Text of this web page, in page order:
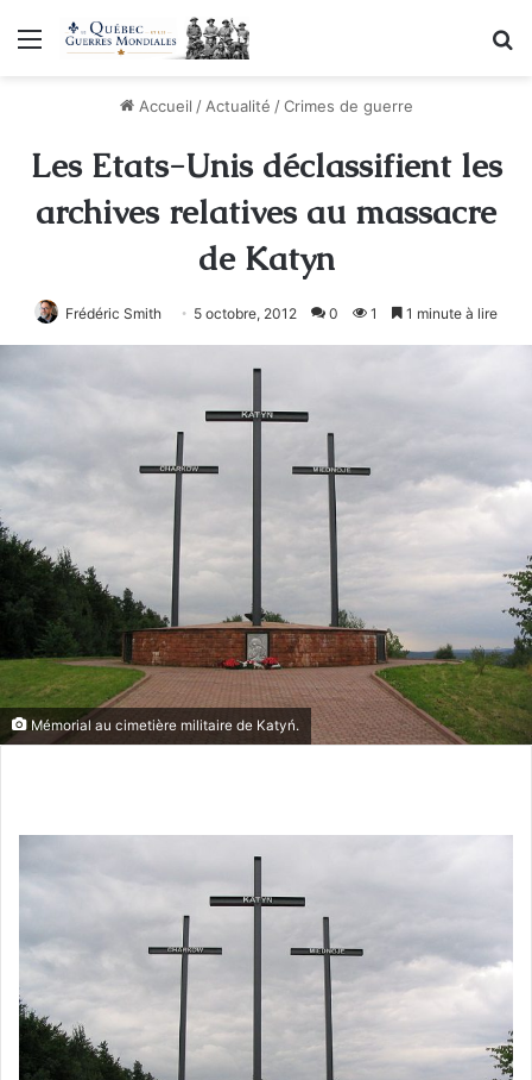
Menu
Accueil / Actualité / Crimes de guerre
Les Etats-Unis déclassifient les
archives relatives au massacre
de Katyn
Frédéric Smith 5 octobre, 2012 0 1 1 minute à lire
Mémorial au cimetière militaire de Katyń.